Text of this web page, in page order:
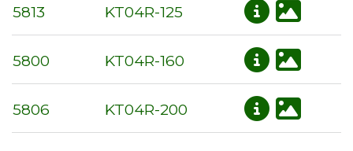
5813 KT04R-125
5800 KT04R-160
5806 KT04R-200